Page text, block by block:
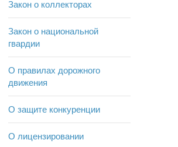
Закон о коллекторах
Закон о национальной
гвардии
О правилах дорожного
движения
О защите конкуренции
О лицензировании